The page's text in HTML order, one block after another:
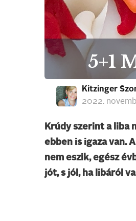
5+1
Kitzinger
2022.
Krúdy szerint a liba
ebben is igaza van.
nem eszik, egész
jót, s jól, ha libáról